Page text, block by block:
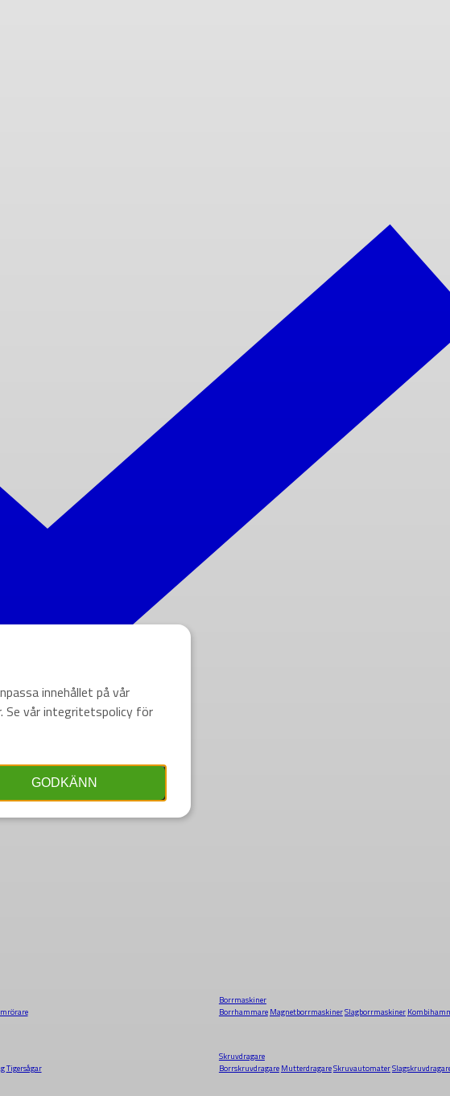
Borrmaskiner
Borrhammare MagnetborrmaskinerSlagborrmaskiner
Tigersågar
Skruvdragare
Borrskruvdragare MutterdragareSkruvautomater
innehållet på vår
Se vår integritetspolicy för
GODKÄNN